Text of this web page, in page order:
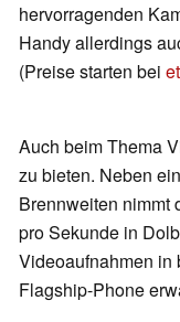
hervorragenden
Handy allerdings
(Preise starten bei
Auch beim Thema
zu bieten. Neben
Brennweiten nimmt
pro Sekunde in
Videoaufnahmen in
Flagship-Phone